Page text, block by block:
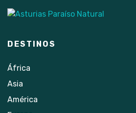
DESTINOS
África
Asia
América